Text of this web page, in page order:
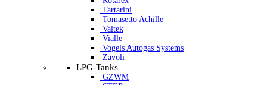
Tartarini
Tomasetto Achille
Valtek
Vialle
Vogels Autogas Systems
Zavoli
LPG-Tanks
GZWM